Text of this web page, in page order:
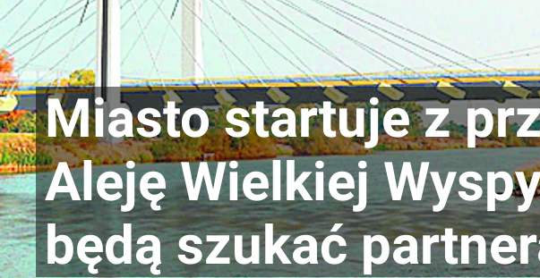
Miasto startuje z
Aleję Wielkiej
będą szukać